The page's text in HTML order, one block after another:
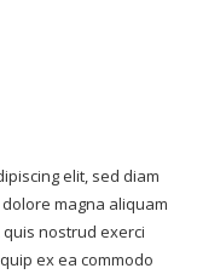
elit, sed diam
magna aliquam
nostrud exerci
ex ea commodo